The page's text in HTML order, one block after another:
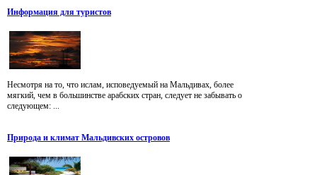
Информация для туристов
Несмотря на то, что ислам, исповедуемый на Мальдивах, более
мягкий, чем в большинстве арабских стран, следует не забывать о
следующем: ...
Природа и климат Мальдивских островов